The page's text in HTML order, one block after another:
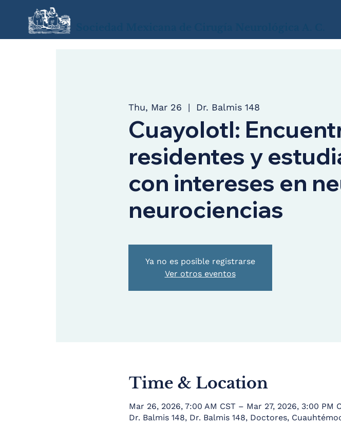
Thu, Mar 26
  |
Dr. Balmis 148
Cuayolotl:
residentes y
con intereses en
neurociencias
Ya no es posible registrarse
Ver otros eventos
Time & Location
Mar 26, 2026, 7:00 AM CST – Mar 27, 2026, 3:00 PM
Dr. Balmis 148, Dr. Balmis 148, Doctores,